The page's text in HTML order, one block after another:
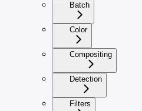
Batch
Color
Compositing
Detection
Filters